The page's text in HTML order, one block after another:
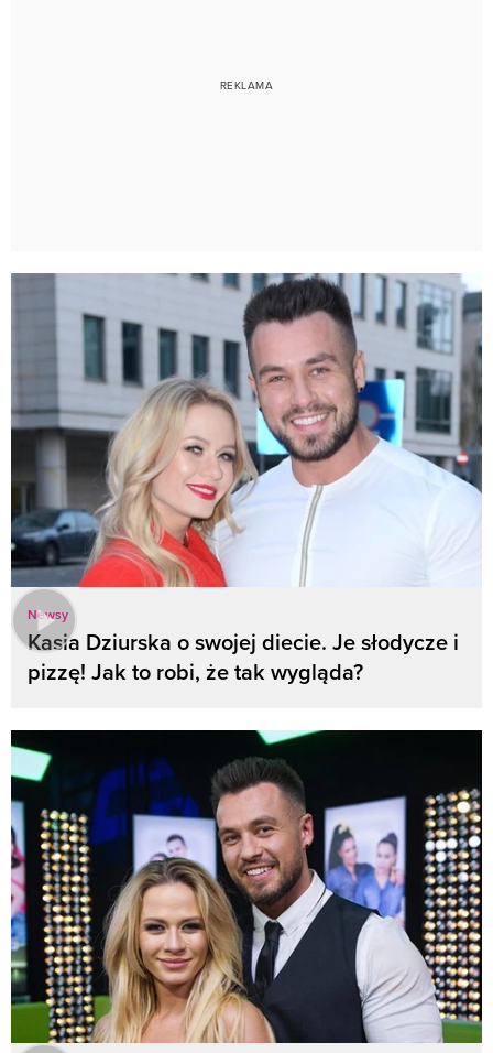
Newsy
Kasia Dziurska o swojej diecie. Je słodycze i
pizzę! Jak to robi, że tak wygląda?